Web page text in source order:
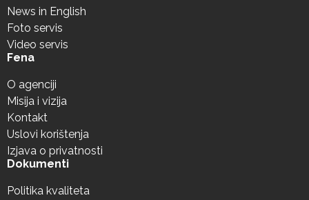
News in English
Foto servis
Video servis
Fena
O agenciji
Misija i vizija
Kontakt
Uslovi korištenja
Izjava o privatnosti
Dokumenti
Politika kvaliteta